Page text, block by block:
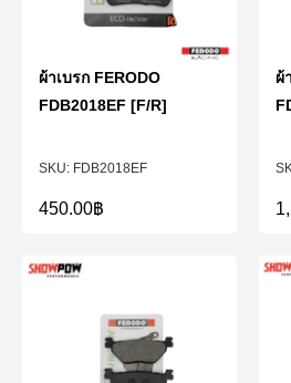
FDB2018EF
ผ้าเบรก FERODO
FDB2018EF [F/R]
450.00฿
ผ้